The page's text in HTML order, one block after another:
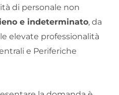
di personale non
e indeterminato, da
elevate professionalità
e Periferiche